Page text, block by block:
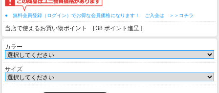
● 無料会員登録（ログイン）でお得な会員価格になります！ ご入会は ＞＞コチラ
当店で使えるお買い物ポイント [ 38 ポイント進呈 ]
カラー
サイズ